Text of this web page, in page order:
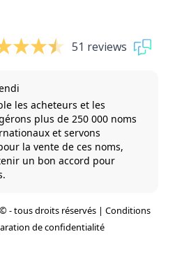
51 reviews
les acheteurs et les
plus de 250 000 noms
et servons
la vente de ces noms,
un bon accord pour
- tous droits réservés | Conditions
de confidentialité